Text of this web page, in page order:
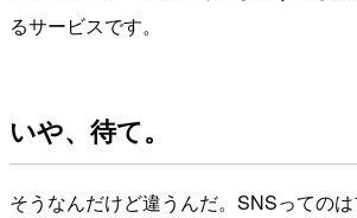
るサービスです。
いや、待て。
そうなんだけど違うんだ。SNSっての